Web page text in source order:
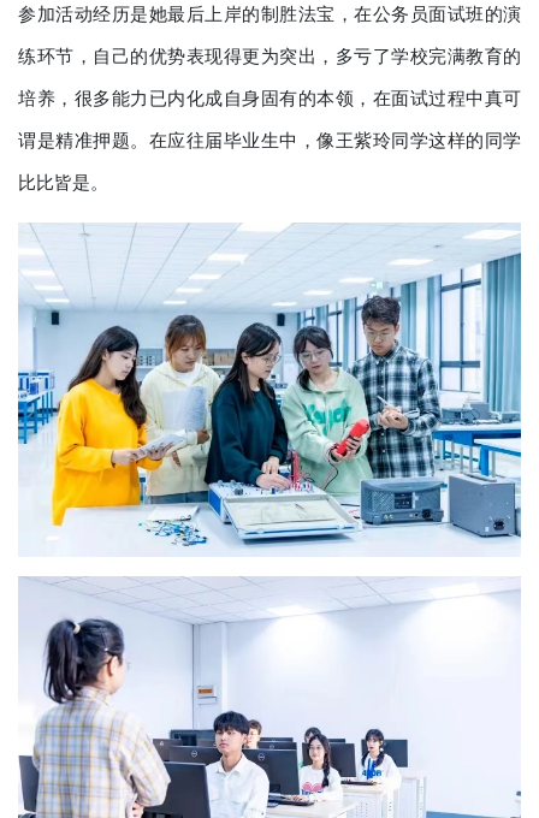
参加活动经历是她最后上岸的制胜法宝，在公务员面试班的演
练环节，自己的优势表现得更为突出，多亏了学校完满教育的
培养，很多能力已内化成自身固有的本领，在面试过程中真可
谓是精准押题。在应往届毕业生中，像王紫玲同学这样的同学
比比皆是。